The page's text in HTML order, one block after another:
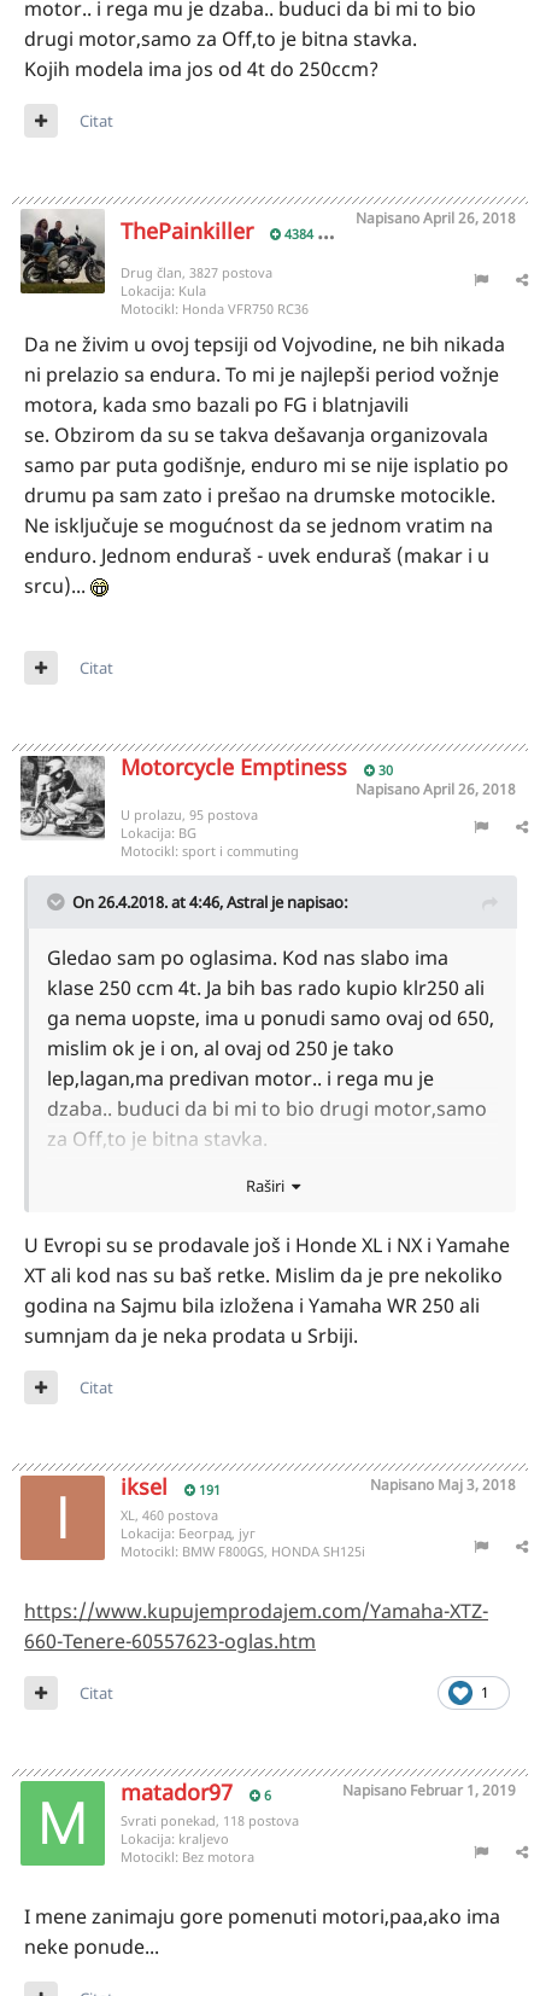
motor.. i rega mu je dzaba.. buduci da bi mi to bio
drugi motor,samo za Off,to je bitna stavka.
Kojih modela ima jos od 4t do 250ccm?
Citat
ThePainkiller 4384
NapisanoApril 26, 2018
Drug član, 3827 postova
Lokacija: Kula
Motocikl: Honda VFR750 RC36
Da ne živim u ovoj tepsiji od Vojvodine, ne bih nikada
ni prelazio sa endura. To mi je najlepši period vožnje
motora, kada smo bazali po FG i blatnjavili
se. Obzirom da su se takva dešavanja organizovala
samo par puta godišnje, enduro mi se nije isplatio po
drumu pa sam zato i prešao na drumske motocikle.
Ne isključuje se mogućnost da se jednom vratim na
enduro. Jednom enduraš - uvek enduraš (makar i u
srcu)...
Citat
Motorcycle Emptiness 30
NapisanoApril 26, 2018
U prolazu, 95 postova
Lokacija: BG
Motocikl: sport i commuting
On 26.4.2018. at 4:46,Astral je napisao:
Gledao sam po oglasima. Kod nas slabo ima
klase 250 ccm 4t. Ja bih bas rado kupio klr250 ali
ga nema uopste, ima u ponudi samo ovaj od 650,
mislim ok je i on, al ovaj od 250 je tako
lep,lagan,ma predivan motor.. i rega mu je
dzaba.. buduci da bi mi to bio drugi motor,samo
za Off,to je bitna stavka.
Raširi
U Evropi su se prodavale još i Honde XL i NX i Yamahe
XT ali kod nas su baš retke. Mislim da je pre nekoliko
godina na Sajmu bila izložena i Yamaha WR 250 ali
sumnjam da je neka prodata u Srbiji.
Citat
iksel 191 Napisano Maj 3, 2018
XL, 460 postova
Lokacija: Београд, југ
Motocikl: BMW F800GS, HONDA SH125i
https://www.kupujemprodajem.com/Yamaha-XTZ-
660-Tenere-60557623-oglas.htm
1
Citat
matador97 6 Napisano Februar 1, 2019
Svrati ponekad, 118 postova
Lokacija: kraljevo
Motocikl: Bez motora
I mene zanimaju gore pomenuti motori,paa,ako ima
neke ponude...